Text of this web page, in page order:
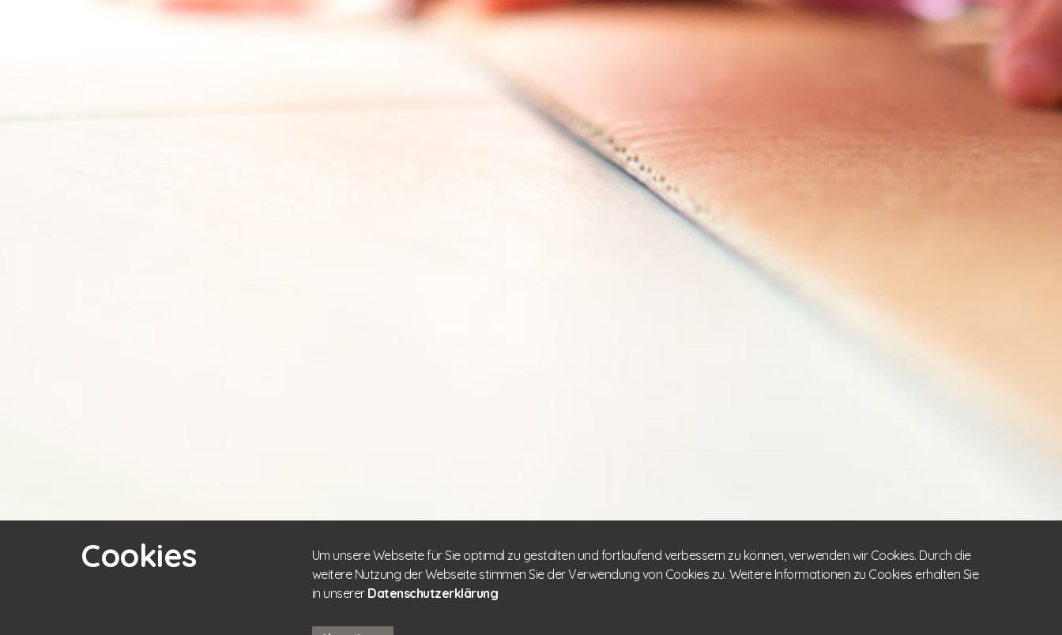
Cookies
Um unsere Webseite für Sie optimal zu gestalten und fortlaufend verbessern zu können, verwenden wir Cookies. Durch die
weitere Nutzung der Webseite stimmen Sie der Verwendung von Cookies zu. Weitere Informationen zu Cookies erhalten Sie
in unserer Datenschutzerklärung